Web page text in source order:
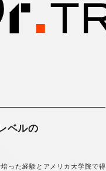
ベルの
培った経験とアメリカ大学院で得